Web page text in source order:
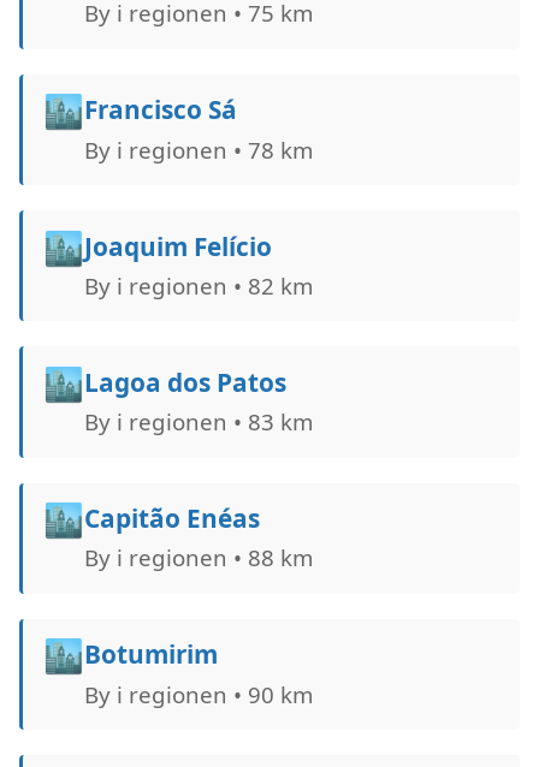
By i regionen • 75 km
🏙️Francisco Sá
By i regionen • 78 km
🏙️Joaquim Felício
By i regionen • 82 km
🏙️Lagoa dos Patos
By i regionen • 83 km
🏙️Capitão Enéas
By i regionen • 88 km
🏙️Botumirim
By i regionen • 90 km